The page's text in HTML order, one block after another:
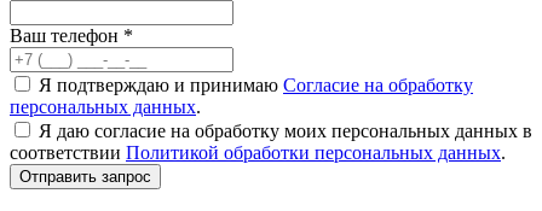
Ваш телефон *
Я подтверждаю и принимаю Согласие на обработку
персональных данных.
Я даю согласие на обработку моих персональных данных в
соответствии Политикой обработки персональных данных.
Отправить запрос